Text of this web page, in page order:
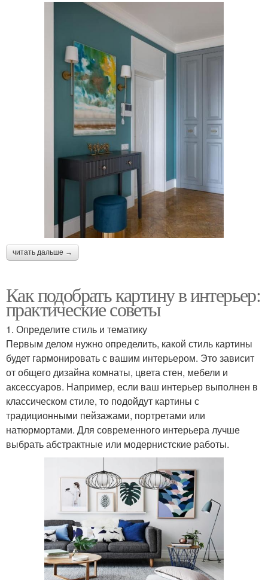
читать дальше →
Как подобрать картину в интерьер:
практические советы
1. Определите стиль и тематику
Первым делом нужно определить, какой стиль картины
будет гармонировать с вашим интерьером. Это зависит
от общего дизайна комнаты, цвета стен, мебели и
аксессуаров. Например, если ваш интерьер выполнен в
классическом стиле, то подойдут картины с
традиционными пейзажами, портретами или
натюрмортами. Для современного интерьера лучше
выбрать абстрактные или модернистские работы.